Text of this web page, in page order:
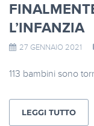
L’INFANZIA
27 GENNAIO 2021
113 bambini sono
LEGGI TUTTO